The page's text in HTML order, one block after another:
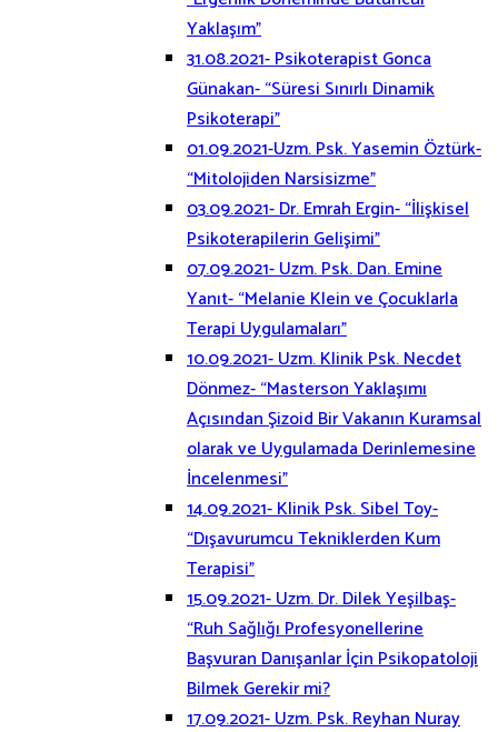
Yaklaşım”
31.08.2021- Psikoterapist Gonca
Günakan- “Süresi Sınırlı Dinamik
Psikoterapi”
01.09.2021-Uzm. Psk. Yasemin Öztürk-
“Mitolojiden Narsisizme”
03.09.2021- Dr. Emrah Ergin- “İlişkisel
Psikoterapilerin Gelişimi”
07.09.2021- Uzm. Psk. Dan. Emine
Yanıt- “Melanie Klein ve Çocuklarla
Terapi Uygulamaları”
10.09.2021- Uzm. Klinik Psk. Necdet
Dönmez- “Masterson Yaklaşımı
Açısından Şizoid Bir Vakanın Kuramsal
olarak ve Uygulamada Derinlemesine
İncelenmesi”
14.09.2021- Klinik Psk. Sibel Toy-
“Dışavurumcu Tekniklerden Kum
Terapisi”
15.09.2021- Uzm. Dr. Dilek Yeşilbaş-
“Ruh Sağlığı Profesyonellerine
Başvuran Danışanlar İçin Psikopatoloji
Bilmek Gerekir mi?
17.09.2021- Uzm. Psk. Reyhan Nuray